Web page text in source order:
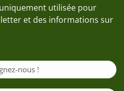
utilisée pour
et des informations sur
nous !